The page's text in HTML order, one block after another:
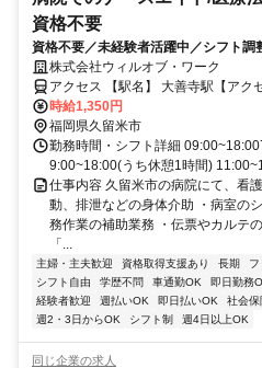
資格不要
資格不要／未経験者活躍中／シフト調
10時間以下／社会保険完備／週3日〜
可・週払い可/ms400101
株式会社ウィルオブ・ワーク
アクセス 【駅名】 大善寺駅【アク
から徒歩で15分
時給1,350円
福岡県久留米市
勤務時間・シフト詳細
9:00~18:00(うち休憩1時間)
仕事内容 久留米市の病院にて、看
動、排泄などの身体介助 ・病室の
務作業の補助業務 ・伝票やカルテ
「...
主婦・主夫歓迎 資格取得支援あり 長期
シフト自由
学歴不問 車通勤OK 即日勤務
経験者歓迎
週払いOK 即日払いOK 社会保
週2・3日からOK
シフト制 週4日以上OK
同じ企業の求人